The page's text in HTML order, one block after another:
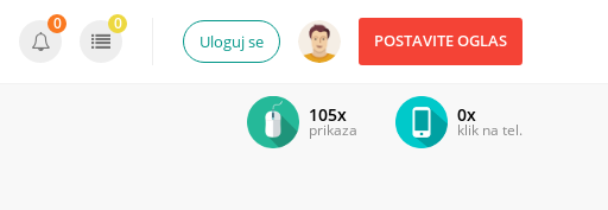
POSTAVITE OGLAS
Uloguj se
0 0
0x
klik na tel.
105x
prikaza